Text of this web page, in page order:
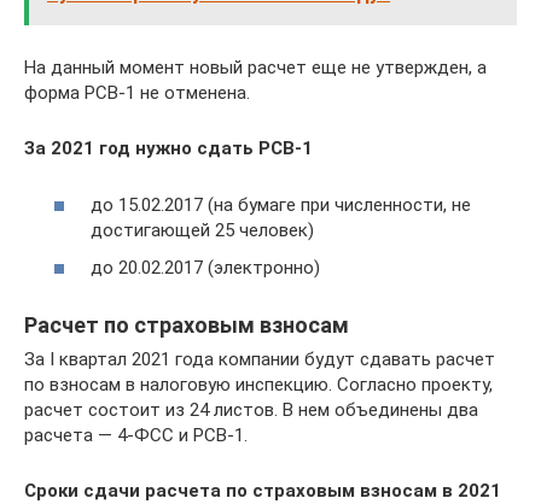
На данный момент новый расчет еще не утвержден, а
форма РСВ-1 не отменена.
За 2021 год нужно сдать РСВ-1
до 15.02.2017 (на бумаге при численности, не
достигающей 25 человек)
до 20.02.2017 (электронно)
Расчет по страховым взносам
За I квартал 2021 года компании будут сдавать расчет
по взносам в налоговую инспекцию. Согласно проекту,
расчет состоит из 24 листов. В нем объединены два
расчета — 4-ФСС и РСВ-1.
Сроки сдачи расчета по страховым взносам в 2021